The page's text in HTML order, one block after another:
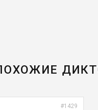
#1429